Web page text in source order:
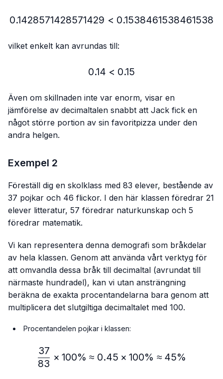
0.1428571428571429 <
0.1428571428571429 < 0.1538461538461538
vilket enkelt kan avrundas till:
0.14 < 0.15
0.14 < 0.15
Även om skillnaden inte var enorm, visar en
jämförelse av decimaltalen snabbt att Jack fick en
något större portion av sin favoritpizza under den
andra helgen.
Exempel 2
Föreställ dig en skolklass med 83 elever, bestående av
37 pojkar och 46 flickor. I den här klassen föredrar 21
elever litteratur, 57 föredrar naturkunskap och 5
föredrar matematik.
Vi kan representera denna demografi som bråkdelar
av hela klassen. Genom att använda vårt verktyg för
att omvandla dessa bråk till decimaltal (avrundat till
närmaste hundradel), kan vi utan ansträngning
beräkna de exakta procentandelarna bara genom att
multiplicera det slutgiltiga decimaltalet med 100.
Procentandelen pojkar i klassen:
\frac{37}{83} × 100\%≈
83
37
× 100% ≈ 0.45 × 100% ≈ 45%